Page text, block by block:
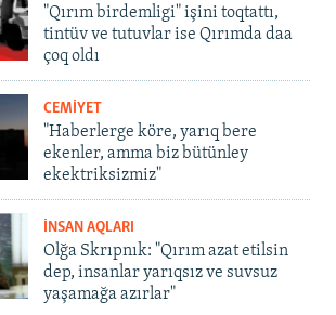
"Qırım birdemligi" işini toqtattı,
tintüv ve tutuvlar ise Qırımda daa
çoq oldı
CEMİYET
"Haberlerge köre, yarıq bere
ekenler, amma biz bütünley
ekektriksizmiz"
İNSAN AQLARI
Olğa Skrıpnık: "Qırım azat etilsin
dep, insanlar yarıqsız ve suvsuz
yaşamağa azırlar"